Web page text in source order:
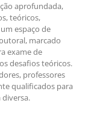
aprofundada,
teóricos,
espaço de
marcado
exame de
desafios teóricos.
professores
qualificados para
diversa.